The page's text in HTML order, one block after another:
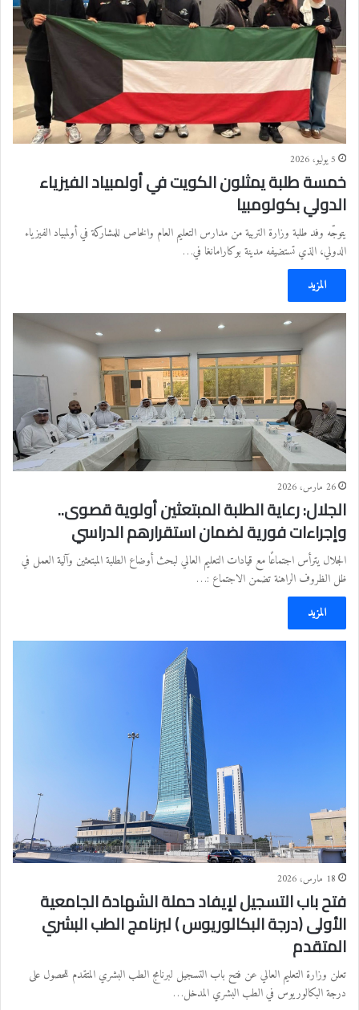
5 يوليو، 2026
خمسة طلبة يمثلون الكويت في أولمبياد الفيزياء
الدولي بكولومبيا
يتوجّه وفد طلبة وزارة التربية من مدارس التعليم العام والخاص للمشاركة في أولمبياد الفيزياء
الدولي، الذي تستضيفه مدينة بوكارامانغا في…
المزيد
26 مارس، 2026
الجلال: رعاية الطلبة المبتعثين أولوية قصوى..
وإجراءات فورية لضمان استقرارهم الدراسي
الجلال يترأس اجتماعًا مع قيادات التعليم العالي لبحث أوضاع الطلبة المبتعثين وآلية العمل في
ظل الظروف الراهنة تضمن الاجتماع :…
المزيد
18 مارس، 2026
فتح باب التسجيل لإيفاد حملة الشهادة الجامعية
الأولى (درجة البكالوريوس ) لبرنامج الطب البشري
المتقدم
تعلن وزارة التعليم العالي عن فتح باب التسجيل لبرنامج الطب البشري المتقدم للحصول على
درجة البكالوريوس في الطب البشري المدخل…